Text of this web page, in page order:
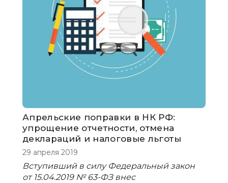
Апрельские поправки в НК РФ:
упрощение отчетности, отмена
деклараций и налоговые льготы
29 апреля 2019
Вступивший в силу Федеральный закон
от 15.04.2019 № 63-ФЗ внес